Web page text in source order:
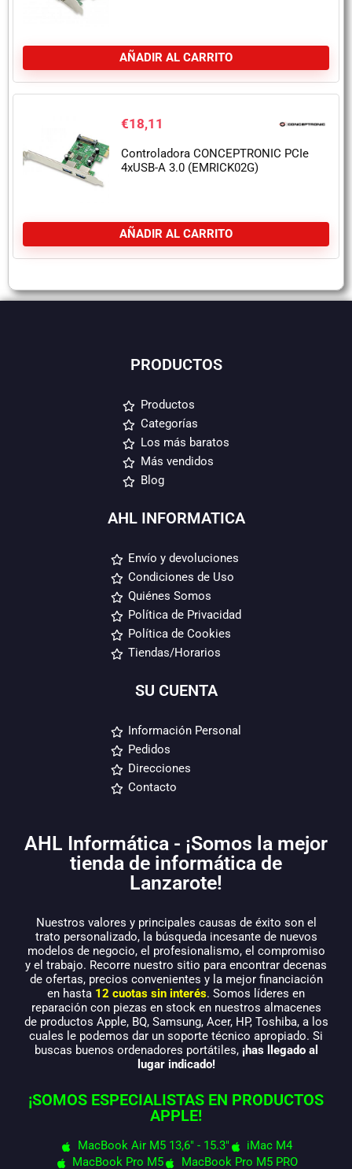
AÑADIR AL CARRITO
€18,11
Controladora CONCEPTRONIC PCIe
4xUSB-A 3.0 (EMRICK02G)
AÑADIR AL CARRITO
PRODUCTOS
Productos
Categorías
Los más baratos
Más vendidos
Blog
AHL INFORMATICA
Envío y devoluciones
Condiciones de Uso
Quiénes Somos
Política de Privacidad
Política de Cookies
Tiendas/Horarios
SU CUENTA
Información Personal
Pedidos
Direcciones
Contacto
AHL Informática - ¡Somos la mejor
tienda de informática de
Lanzarote!
Nuestros valores y principales causas de éxito son el
trato personalizado, la búsqueda incesante de nuevos
modelos de negocio, el profesionalismo, el compromiso
y el trabajo. Recorre nuestro sitio para encontrar decenas
de ofertas, precios convenientes y la mejor financiación
en hasta 12 cuotas sin interés. Somos líderes en
reparación con piezas en stock en nuestros almacenes
de productos Apple, BQ, Samsung, Acer, HP, Toshiba, a los
cuales le podemos dar un soporte técnico apropiado. Si
buscas buenos ordenadores portátiles, ¡has llegado al
lugar indicado!
¡SOMOS ESPECIALISTAS EN PRODUCTOS
APPLE!
MacBook Air M5 13,6" - 15.3"
iMac M4
MacBook Pro M5
MacBook Pro M5 PRO